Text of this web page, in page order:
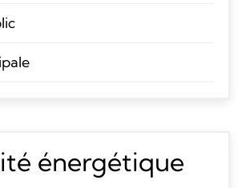
énergétique